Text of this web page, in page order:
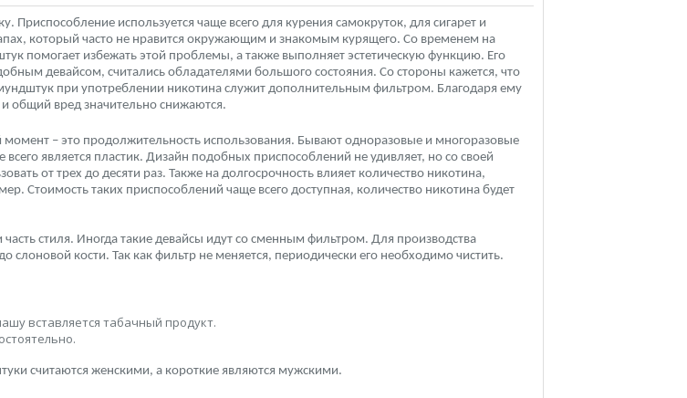
Приспособление используется чаще всего для курения самокруток, для сигарет и
который часто не нравится окружающим и знакомым курящего. Со временем на
помогает избежать этой проблемы, а также выполняет эстетическую функцию. Его
девайсом, считались обладателями большого состояния. Со стороны кажется, что
при употреблении никотина служит дополнительным фильтром. Благодаря ему
общий вред значительно снижаются.
– это продолжительность использования. Бывают одноразовые и многоразовые
является пластик. Дизайн подобных приспособлений не удивляет, но со своей
от трех до десяти раз. Также на долгосрочность влияет количество никотина,
Стоимость таких приспособлений чаще всего доступная, количество никотина будет
стиля. Иногда такие девайсы идут со сменным фильтром. Для производства
кости. Так как фильтр не меняется, периодически его необходимо чистить.
вставляется табачный продукт.
считаются женскими, а короткие являются мужскими.